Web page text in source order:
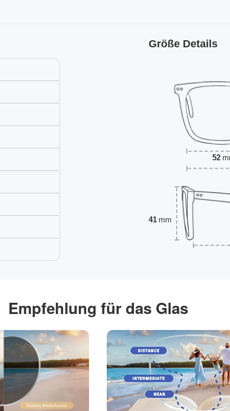
Größe Details
52
41 mm
Empfehlung für das Glas